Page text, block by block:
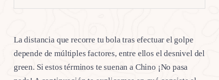
La distancia que recorre tu bola tras efectuar el golpe
depende de múltiples factores, entre ellos el desnivel del
green. Si estos términos te suenan a Chino ¡No pasa